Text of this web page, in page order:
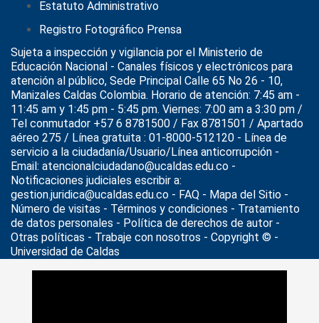
Estatuto Administrativo
Registro Fotográfico Prensa
Sujeta a inspección y vigilancia por el Ministerio de
Educación Nacional - Canales físicos y electrónicos para
atención al público, Sede Principal Calle 65 No 26 - 10,
Manizales Caldas Colombia. Horario de atención: 7:45 am -
11:45 am y 1:45 pm - 5:45 pm. Viernes: 7:00 am a 3:30 pm /
Tel conmutador +57 6 8781500 / Fax 8781501 / Apartado
aéreo 275 / Línea gratuita : 01-8000-512120 - Línea de
servicio a la ciudadanía/Usuario/Línea anticorrupción -
Email: atencionalciudadano@ucaldas.edu.co -
Notificaciones judiciales escribir a:
gestion.juridica@ucaldas.edu.co - FAQ - Mapa del Sitio -
Número de visitas - Términos y condiciones - Tratamiento
de datos personales - Política de derechos de autor -
Otras políticas - Trabaje con nosotros - Copyright © -
Universidad de Caldas